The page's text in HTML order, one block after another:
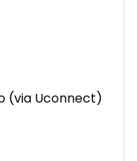
(via Uconnect)